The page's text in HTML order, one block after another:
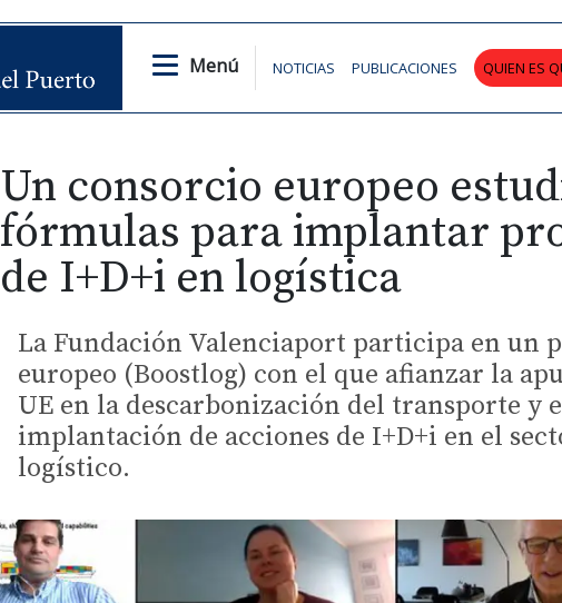
Menú NOTICIAS PUBLICACIONES QUIEN ES
Un consorcio europeo
fórmulas para implantar
de I+D+i en logística
La Fundación Valenciaport participa en un
europeo (Boostlog) con el que afianzar la
UE en la descarbonización del transporte y
implantación de acciones de I+D+i en el
logístico.